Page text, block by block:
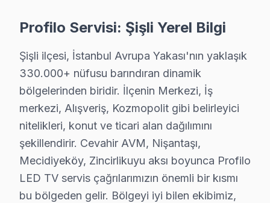
· Bayrampaşa Profilo
· Beşiktaş Profilo
Şişli Diğer Marka Servisleri
· Şişli Sony
· Şişli Philips
· Şişli Hi-Level
· Şişli iFFALCON
· Şişli Samsung
· Şişli LG
· Şişli Panasonic
· Şişli Toshiba
Profilo Servisi: Şişli Yerel Bilgi
Şişli ilçesi, İstanbul Avrupa Yakası'nın yaklaşık
330.000+ nüfusu barındıran dinamik
bölgelerinden biridir. İlçenin Merkezi, İş
merkezi, Alışveriş, Kozmopolit gibi belirleyici
nitelikleri, konut ve ticari alan dağılımını
şekillendirir. Cevahir AVM, Nişantaşı,
Mecidiyeköy, Zincirlikuyu aksı boyunca Profilo
LED TV servis çağrılarımızın önemli bir kısmı
bu bölgeden gelir. Bölgeyi iyi bilen ekibimiz,